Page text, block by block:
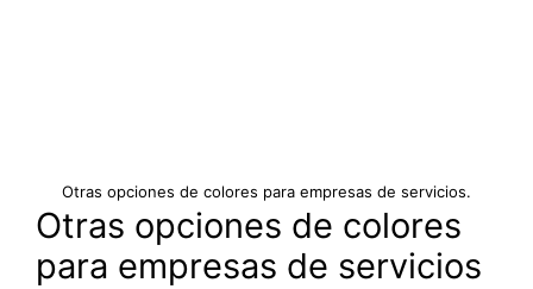
Otras opciones de colores para empresas de servicios.
Otras opciones de colores
para empresas de servicios